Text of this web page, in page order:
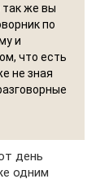
так же вы
по
и
что есть
не зная
день
одним